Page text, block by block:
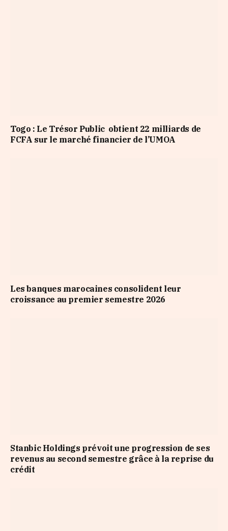
Togo : Le Trésor Public obtient 22 milliards de
FCFA sur le marché financier de l’UMOA
Les banques marocaines consolident leur
croissance au premier semestre 2026
Stanbic Holdings prévoit une progression de ses
revenus au second semestre grâce à la reprise du
crédit